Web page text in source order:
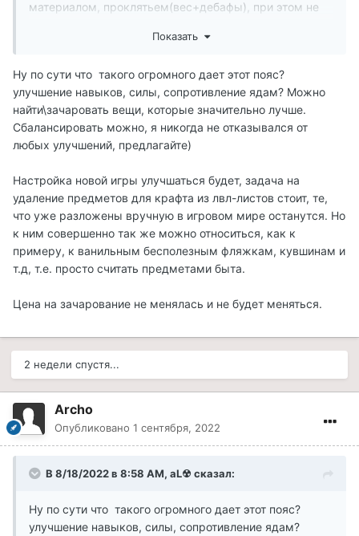
материалом, проклятьем(вес+дебафы), при этом не
дает огромное кол-во бафов, стоит копейки(2к, а
например в Балморе в ги магов зачарователь продает
хорошие орк боты, опять же за копейки, рано по лвл.
Мощность у таких предметов на уровне топовых
шмоток, а доступность как у продвинутого стартого
эквипа. П.с. кольцо на скрине хотя бы стоить
и сложности добычи.
Сбалансировать можно по цене, проклятьям,
материалам, доступности по лвл, доступности по
фракции/рангу, расположению физ/псих? и т.д.
Настройка новой игры же будет улучшаться?
Хотелось бы более тонкой настройки, например, раз
уж отключил крафт, то убрать и всю его атрибутику из
пунктом или приделать им * в названии, чтобы они
выделялись.
смотрится на фоне артефактов за 1.7к на скрине. А то
надо было отдать, дичь )
Показать
Ну по сути что такого огромного дает этот пояс?
улучшение навыков, силы, сопротивление ядам? Можно
найти\зачаровать вещи, которые значительно лучше.
Сбалансировать можно, я никогда не отказывался от
любых улучшений, предлагайте)
Настройка новой игры улучшаться будет, задача на
удаление предметов для крафта из лвл-листов стоит, те,
что уже разложены вручную в игровом мире останутся. Но
к ним совершенно так же можно относиться, как к
примеру, к ванильным бесполезным фляжкам, кувшинам и
т.д, т.е. просто считать предметами быта.
Цена на зачарование не менялась и не будет меняться.
2 недели спустя...
Archo
Опубликовано 1 сентября, 2022
В 8/18/2022 в 8:58 AM, aL☢ сказал:
Ну по сути что такого огромного дает этот пояс?
улучшение навыков, силы, сопротивление ядам?